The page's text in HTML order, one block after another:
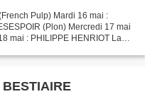
Pulp) Mardi 16 mai :
(Plon) Mercredi 17 mai
mai : PHILIPPE HENRIOT La